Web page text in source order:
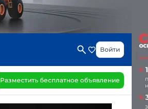
Войти
Разместить бесплатное объявление